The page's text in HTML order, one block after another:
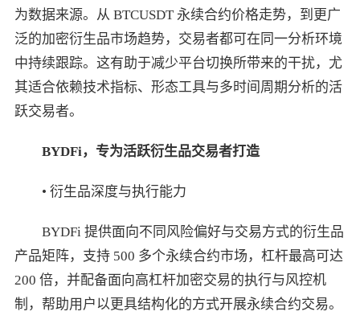
为数据来源。从 BTCUSDT 永续合约价格走势，到更广
泛的加密衍生品市场趋势，交易者都可在同一分析环境
中持续跟踪。这有助于减少平台切换所带来的干扰，尤
其适合依赖技术指标、形态工具与多时间周期分析的活
跃交易者。
BYDFi，专为活跃衍生品交易者打造
• 衍生品深度与执行能力
BYDFi 提供面向不同风险偏好与交易方式的衍生品
产品矩阵，支持 500 多个永续合约市场，杠杆最高可达
200 倍，并配备面向高杠杆加密交易的执行与风控机
制，帮助用户以更具结构化的方式开展永续合约交易。